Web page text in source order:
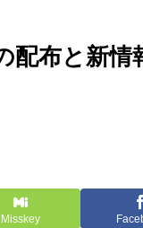
配布と新情
Misskey